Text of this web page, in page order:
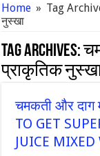
Home » Tag
नुस्खा
Tag Archives:
प्राकृतिक
चमकती और दाग
TO GET
JUICE